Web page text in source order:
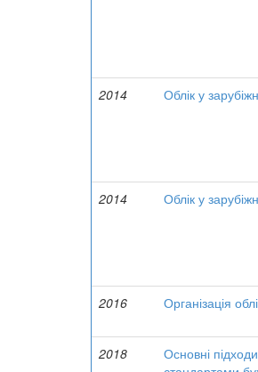
2014
Облік у
2014
Облік у
2016
Організація
2018
Основні